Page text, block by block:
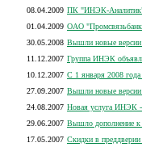
08.04.2009 ПК "ИНЭК-Аналитик"
01.04.2009 ОАО
30.05.2008 Вышли новые версии
11.12.2007 Группа ИНЭК
10.12.2007 С 1 января 2008
27.09.2007 Вышли новые версии
24.08.2007 Новая услуга ИНЭК -
29.06.2007 Вышло дополнение к
17.05.2007 Скидки в преддверии